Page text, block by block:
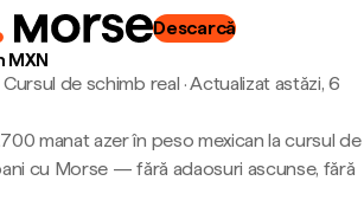
Descarcă
MXN
Cursul de schimb real ·Actualizat astăzi, 6
manat azer în peso mexican la cursul de
cu Morse — fără adaosuri ascunse, fără